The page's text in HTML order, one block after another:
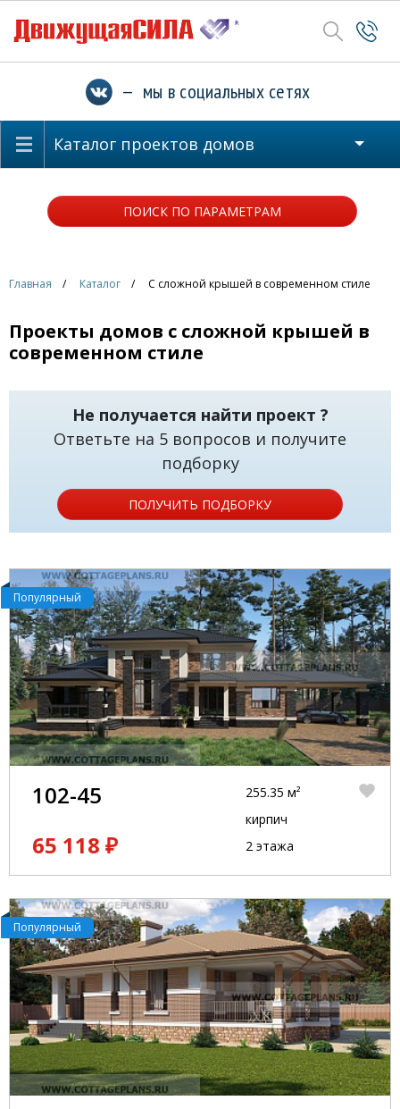
— мы в социальных сетях
Каталог проектов домов
ПОИСК ПО ПАРАМЕТРАМ
Главная Каталог С сложной крышей в современном стиле
Проекты домов с сложной крышей в
современном стиле
Не получается найти проект ?
Ответьте на 5 вопросов и получите
подборку
ПОЛУЧИТЬ ПОДБОРКУ
Популярный
102-45
65 118 ₽
255.35 м²
кирпич
2 этажа
Популярный